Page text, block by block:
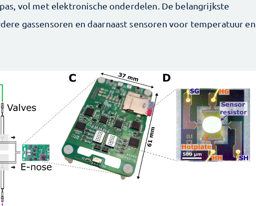
vol met elektronische onderdelen. De belangrijkste
gassensoren en daarnaast sensoren voor temperatuur en